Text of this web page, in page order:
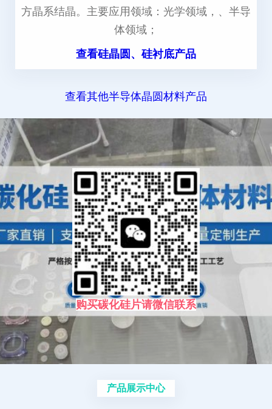
方晶系结晶。主要应用领域：光学领域，、半导
体领域；
查看硅晶圆、硅衬底产品
查看其他半导体晶圆材料产品
购买碳化硅片请微信联系
产品展示中心